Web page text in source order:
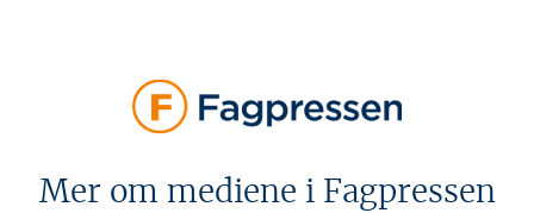
Mer om mediene i Fagpressen